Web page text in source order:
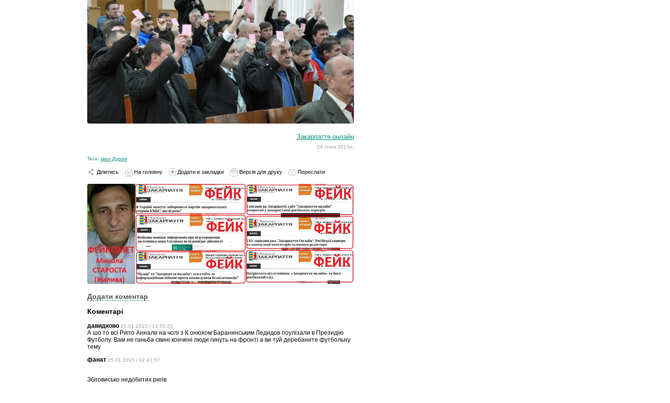
Закарпаття онлайн
24 січня 2015р.
Теги: Іван Дуран
Ділитись На головну Додати в закладки Версія для друку Переслати
Додати коментар
Коментарі
давидково 26.01.2015 / 14:55:29
А шо то всі Ригго Аннали на чолі з К онюхом Баранинським Ледидов поулізали в Президію
Футболу. Вам не ганьба свині кончені люди гинуть на фронті а ви туй деребаните футбольну
тему
фанат 25.01.2015 / 02:41:57
Збіговисько недобитих ригів